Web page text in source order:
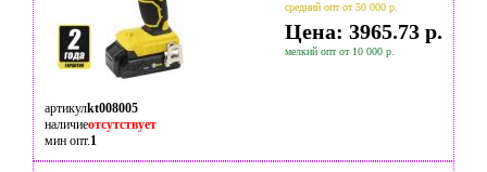
средний опт от 50 000 р.
Цена: 3965.73 р.
мелкий опт от 10 000 р.
артикулkt008005
наличиеотсутствует
мин опт.1